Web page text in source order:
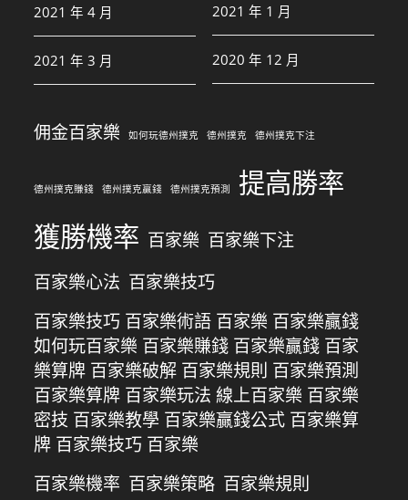
2021 年 4 月
2021 年 3 月
2021 年 1 月
2020 年 12 月
佣金百家樂 如何玩德州撲克 德州撲克 德州撲克下注
德州撲克賺錢 德州撲克贏錢 德州撲克預測
提高勝率
獲勝機率 百家樂 百家樂下注
百家樂心法 百家樂技巧
百家樂技巧 百家樂術語 百家樂 百家樂贏錢
如何玩百家樂 百家樂賺錢 百家樂贏錢 百家
樂算牌 百家樂破解 百家樂規則 百家樂預測
百家樂算牌 百家樂玩法 線上百家樂 百家樂
密技 百家樂教學 百家樂贏錢公式 百家樂算
牌 百家樂技巧 百家樂
百家樂機率 百家樂策略 百家樂規則